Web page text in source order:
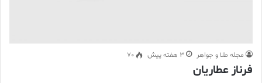
مجله طلا و جواهر 3 هفته پیش 70
فرناز عطاریان